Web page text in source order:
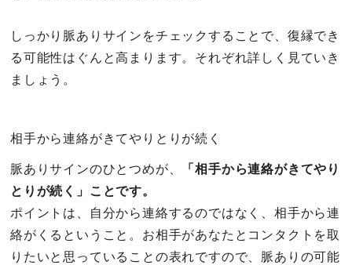
しっかり脈ありサインをチェックすることで、復縁でき
る可能性はぐんと高まります。それぞれ詳しく見ていき
ましょう。
相手から連絡がきてやりとりが続く
脈ありサインのひとつめが、
「相手から連絡がきてやり
とりが続く」ことです。
ポイントは、自分から連絡するのではなく、相手から連
絡がくるということ。お相手があなたとコンタクトを取
りたいと思っていることの表れですので、脈ありの可能